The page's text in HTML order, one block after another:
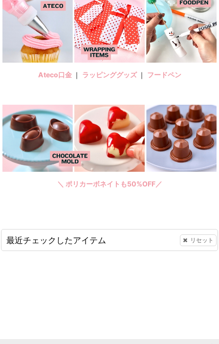
Ateco口金 ｜ ラッピンググッズ ｜ フードペン
＼ ポリカーボネイトも50%OFF／
最近チェックしたアイテム リセット